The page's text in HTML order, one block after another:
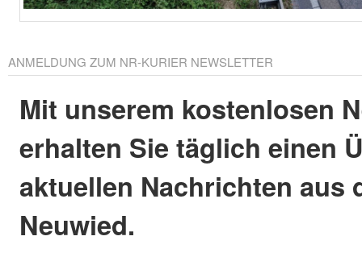
ANMELDUNG ZUM NR-KURIER NEWSLETTER
Mit unserem kostenlosen
erhalten Sie täglich einen
aktuellen Nachrichten aus
Neuwied.